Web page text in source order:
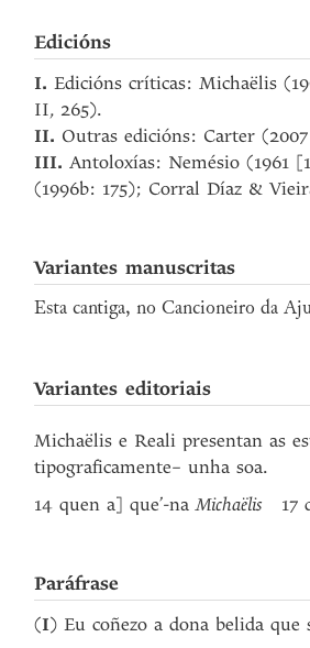
Edicións
I. Edicións críticas: Michaëlis
II, 265).
II. Outras edicións: Carter
III. Antoloxías: Nemésio (1961
(1996b: 175); Corral Díaz &
Variantes manuscritas
Esta cantiga, no Cancioneiro da
Variantes editoriais
Michaëlis e Reali presentan as
tipograficamente– unha soa.
14 quen a] que’-naMichaëlis 17
Paráfrase
(I) Eu coñezo a dona belida que